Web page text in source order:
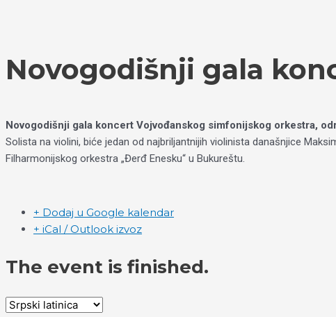
Novogodišnji gala
Novogodišnji gala koncert Vojvođanskog simfonijskog orkestra,
Solista na violini, biće jedan od najbriljantnijih violinista današnjice
Filharmonijskog orkestra „Đerđ Enesku“ u Bukureštu.
+ Dodaj u Google kalendar
+ iCal / Outlook izvoz
The event is finished.